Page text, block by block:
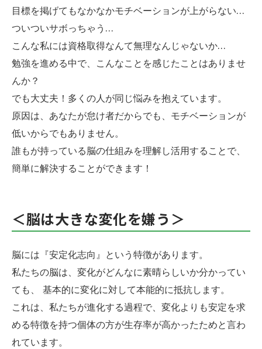
目標を掲げてもなかなかモチベーションが上がらない…
ついついサボっちゃう…
こんな私には資格取得なんて無理なんじゃないか…
勉強を進める中で、こんなことを感じたことはありませ
んか？
でも大丈夫！多くの人が同じ悩みを抱えています。
原因は、あなたが怠け者だからでも、モチベーションが
低いからでもありません。
誰もが持っている脳の仕組みを理解し活用することで、
簡単に解決することができます！
＜脳は大きな変化を嫌う＞
脳には『安定化志向』という特徴があります。
私たちの脳は、変化がどんなに素晴らしいか分かってい
ても、 基本的に変化に対して本能的に抵抗します。
これは、私たちが進化する過程で、変化よりも安定を求
める特徴を持つ個体の方が生存率が高かったためと言わ
れています。